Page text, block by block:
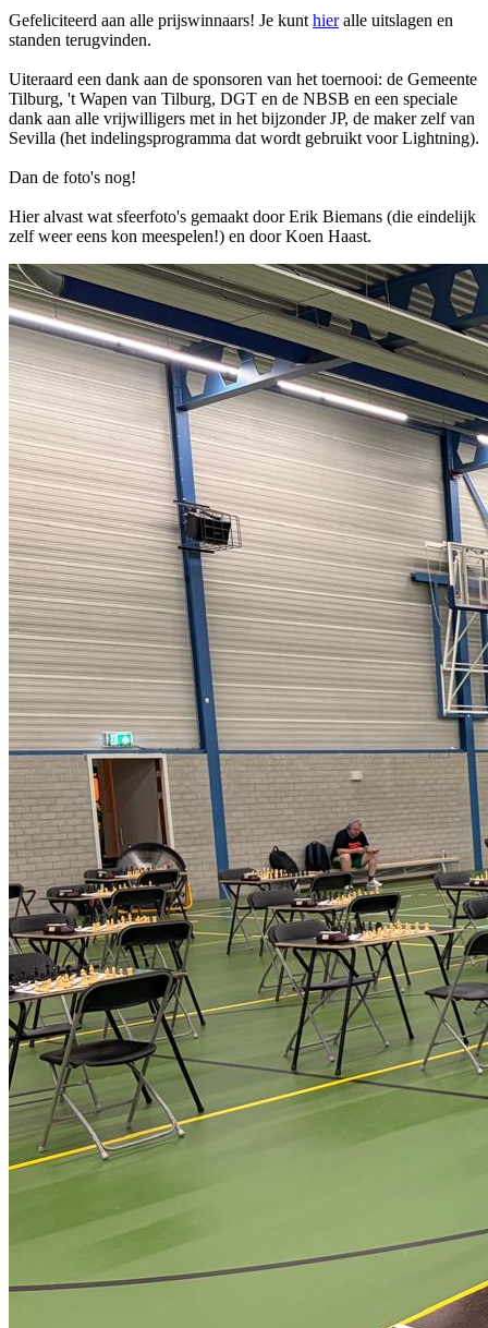
Gefeliciteerd aan alle prijswinnaars! Je kunt hieralle uitslagen en
standen terugvinden.
Uiteraard een dank aan de sponsoren van het toernooi: de Gemeente
Tilburg, 't Wapen van Tilburg, DGT en de NBSB en een speciale
dank aan alle vrijwilligers met in het bijzonder JP, de maker zelf van
Sevilla (het indelingsprogramma dat wordt gebruikt voor Lightning).
Dan de foto's nog!
Hier alvast wat sfeerfoto's gemaakt door Erik Biemans (die eindelijk
zelf weer eens kon meespelen!) en door Koen Haast.